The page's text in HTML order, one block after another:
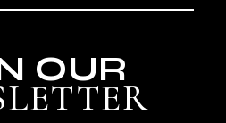
OUR